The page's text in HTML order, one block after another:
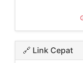
🔗 Link Cepat